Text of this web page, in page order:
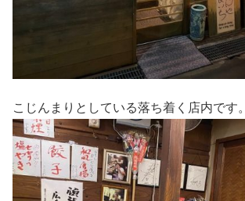
こじんまりとしている落ち着く店内です。